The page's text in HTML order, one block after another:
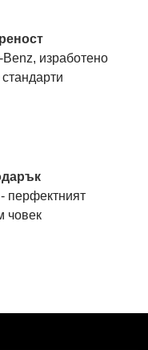
Benz, изработено
перфектният
човек